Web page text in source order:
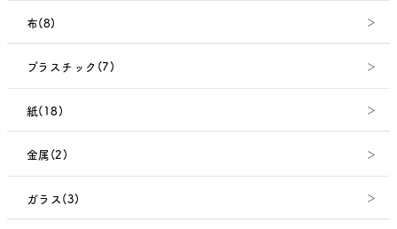
布(8)
プラスチック(7)
紙(18)
金属(2)
ガラス(3)